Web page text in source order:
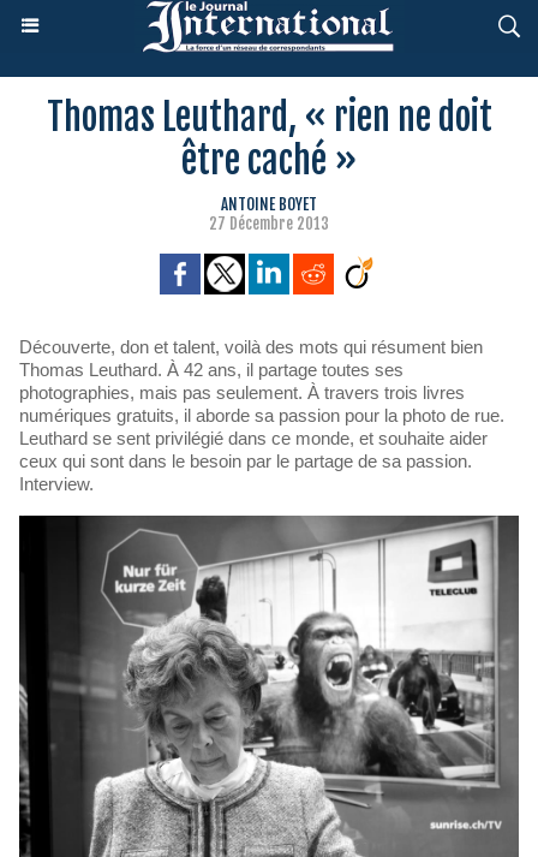
Thomas Leuthard, « rien ne doit
être caché »
ANTOINE BOYET
27 Décembre 2013
Découverte, don et talent, voilà des mots qui résument bien
Thomas Leuthard. À 42 ans, il partage toutes ses
photographies, mais pas seulement. À travers trois livres
numériques gratuits, il aborde sa passion pour la photo de rue.
Leuthard se sent privilégié dans ce monde, et souhaite aider
ceux qui sont dans le besoin par le partage de sa passion.
Interview.